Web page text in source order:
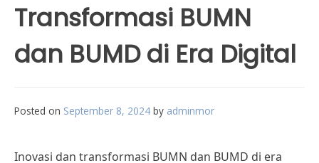
Transformasi BUMN
dan BUMD di Era Digital
Posted on September 8, 2024 by adminmor
Inovasi dan transformasi BUMN dan BUMD di era